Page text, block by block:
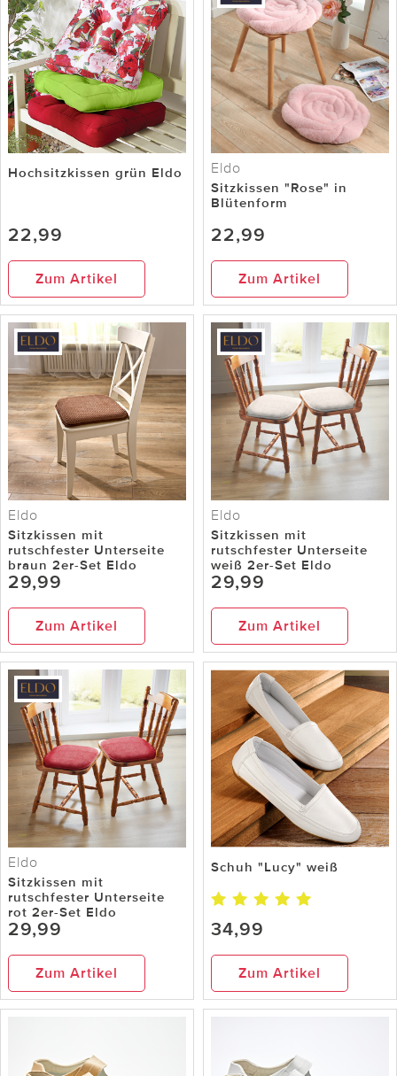
Hochsitzkissen grün Eldo
22,99
Zum Artikel
Eldo
Sitzkissen "Rose" in
Blütenform
22,99
Zum Artikel
Eldo
Sitzkissen mit
rutschfester Unterseite
braun 2er-Set Eldo
29,99
Zum Artikel
Eldo
Sitzkissen mit
rutschfester Unterseite
weiß 2er-Set Eldo
29,99
Zum Artikel
Eldo
Sitzkissen mit
rutschfester Unterseite
rot 2er-Set Eldo
29,99
Zum Artikel
Schuh "Lucy" weiß
34,99
Zum Artikel